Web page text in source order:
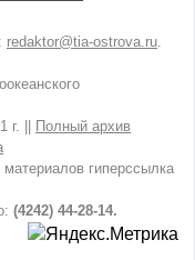
redaktor@tia-ostrova.ru.
г. ||
Полный архив
гиперссылка
(4242) 44-28-14.